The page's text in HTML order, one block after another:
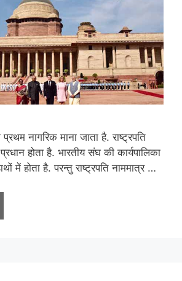
नागरिक माना जाता है. राष्ट्रपति
होता है. भारतीय संघ की कार्यपालिका
में होता है. परन्तु राष्ट्रपति नाममात्र …